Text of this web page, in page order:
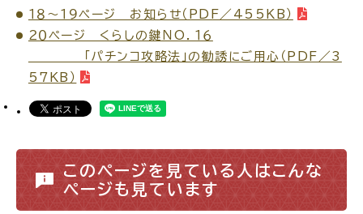
ごみ・リサイクル 防災
各種相談窓口 担当窓口
１８～１９ページ お知らせ（PDF／455KB）
２０ページ くらしの鍵ＮО．１６
「パチンコ攻略法」の勧誘にご用心（PDF／3
57KB）
このページを見ている人はこんな
ページも見ています